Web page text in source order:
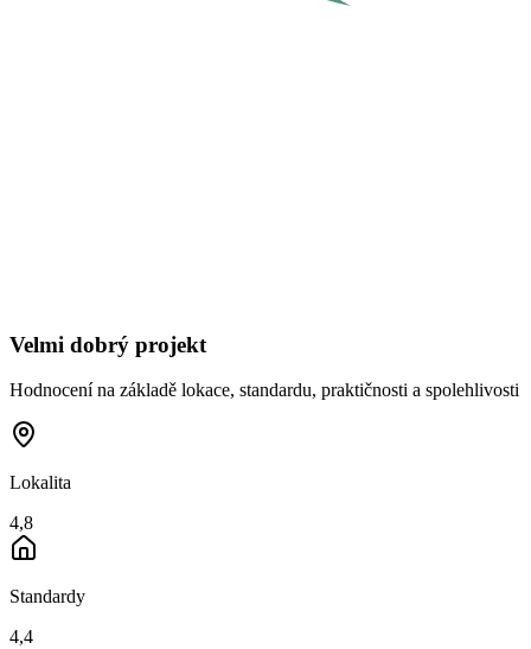
Velmi dobrý projekt
Hodnocení na základě lokace, standardu, praktičnosti a spolehlivosti
Lokalita
4,8
Standardy
4,4